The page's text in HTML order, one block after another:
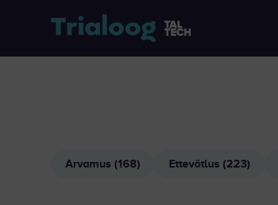
Arvamus (168) Ettevõtlus (223)